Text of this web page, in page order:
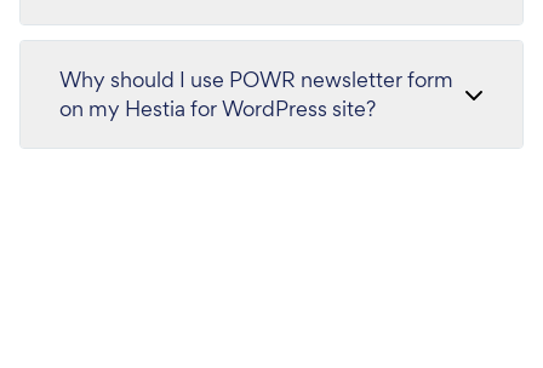
Why should I use POWR newsletter form
on my Hestia for WordPress site?